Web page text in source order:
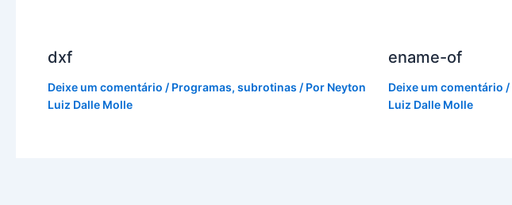
dxf
Deixe um comentário / Programas, subrotinas / Por Neyton
Luiz Dalle Molle
ename-of
Deixe um comentário /
Luiz Dalle Molle